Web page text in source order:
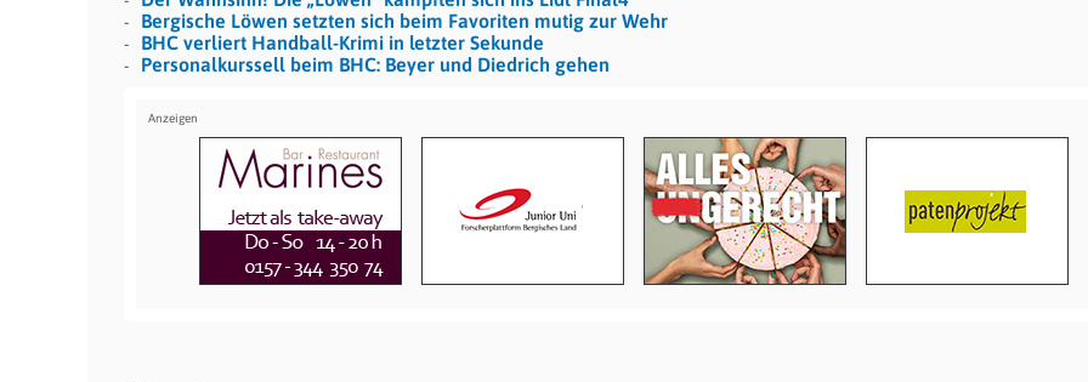
Bergische Löwen setzten sich beim Favoriten mutig zur Wehr
BHC verliert Handball-Krimi in letzter Sekunde
Personalkurssell beim BHC: Beyer und Diedrich gehen